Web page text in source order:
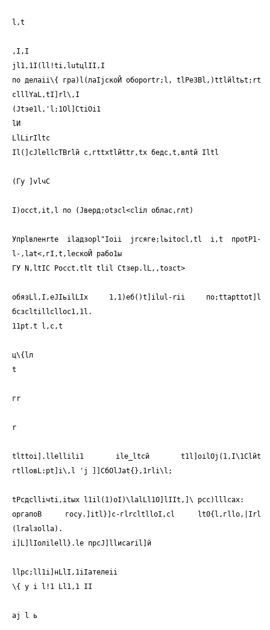
l,t
,I,I
jl1,1I(ll!ti,lutцlII,I
по делaii\{ гра)l(лаIjскоЙ обороrtr;l, tlРеЗВl,)ttlйltьt;rt
clllYaL,tI]rl\,I
(Jtзе1l,'l;1Оl]СtiОi1
lИ
LlLirIltc
Il(]cJlellcTBrlй с,гttхtlйttr,tх бедс,t,влtй Iltl
(Гу ]vlчС
I)occt,it,l по (Jверд;оtзсl<сliл облас,глt)
Упрlвленrtе ilадзорl"Iоii jrсяге;lьitосl,tl i,t проtР1-
l-,lаt<,гI,t,lескоЙ рабо1ы
ГУ N,ltIC Pocct.tlt tlil Ctзep.lL,,toзct>
обязLl,I,еJIьilLIх 1,1)eб()t]ilul-rii пo;ttapttot]l
бсзсltillсllос1,1l.
11pt.t l,c,t
ц\{lл
t
гr
r
tlttoi].llellili1 ilе_ltсй t1l]oilOj(1,I\1Clйt
гtllовL:рt ]i\,l 'j ]]СбОlJаt{},1rli\l;
tРсдсlliчti,itых l1il(1)oI)\lalLl1O]lIIt,]\ pcc)lllcax:
оргапоВ госу.]itl}]с-гlrсltllоI,сl lt0{l,гllо,|Irl
(lrаlзоllа).
i]L]lIoлilell}.le прсJ]llисаril]й
llрс;ll1i]нLlI,1iIателеii
\{ у i l!1 Ll1,1 II
aj l ь